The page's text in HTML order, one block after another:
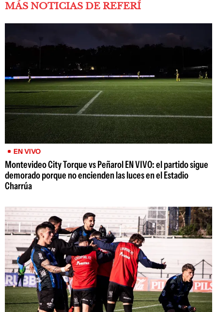
MÁS NOTICIAS DE REFERÍ
EN VIVO
Montevideo City Torque vs Peñarol EN VIVO: el partido sigue
demorado porque no encienden las luces en el Estadio
Charrúa